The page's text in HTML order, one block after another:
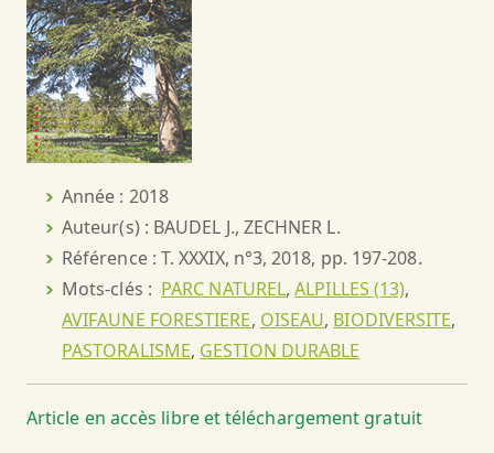
Année : 2018
Auteur(s) : BAUDEL J., ZECHNER L.
Référence : T. XXXIX, n°3, 2018, pp. 197-208.
Mots-clés : PARC NATUREL,ALPILLES (13),
AVIFAUNE FORESTIERE, OISEAU, BIODIVERSITE,
PASTORALISME, GESTION DURABLE
Article en accès libre et téléchargement gratuit